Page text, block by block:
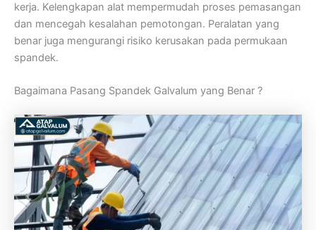
kerja. Kelengkapan alat mempermudah proses pemasangan
dan mencegah kesalahan pemotongan. Peralatan yang
benar juga mengurangi risiko kerusakan pada permukaan
spandek.
Bagaimana Pasang Spandek Galvalum yang Benar ?